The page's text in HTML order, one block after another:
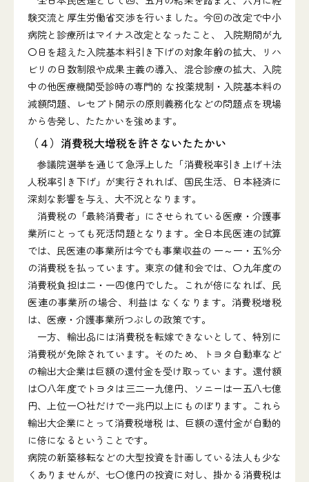
験交流と厚生労働省交渉を行いました。今回の改定で中小
病院と診療所はマイナス改定となったこと、 入院期間が九
〇日を超えた入院基本料引き下げの対象年齢の拡大、リハ
ビリの日数制限や成果主義の導入、混合診療の拡大、入院
中の他医療機関受診時の専門的 な投薬規制・入院基本料の
減額問題、レセプト開示の原則義務化などの問題点を現場
から告発し、たたかいを強めます。
（４）消費税大増税を許さないたたかい
参議院選挙を通じて急浮上した「消費税率引き上げ＋法
人税率引き下げ」が実行されれば、国民生活、日本経済に
深刻な影響を与え、大不況となります。
消費税の「最終消費者」にさせられている医療・介護事
業所にとっても死活問題となります。全日本民医連の試算
では、民医連の事業所は今でも事業収益の 一～一・五％分
の消費税を払っています。東京の健和会では、〇九年度の
消費税負担は二・一四億円でした。これが倍になれば、民
医連の事業所の場合、利益は なくなります。消費税増税
は、医療・介護事業所つぶしの政策です。
一方、輸出品には消費税を転嫁できないとして、特別に
消費税が免除されています。そのため、トヨタ自動車など
の輸出大企業は巨額の還付金を受け取ってい ます。還付額
は〇八年度でトヨタは三二一九億円、ソニーは一五八七億
円、上位一〇社だけで一兆円以上にものぼります。これら
輸出大企業にとって消費税増税 は、巨額の還付金が自動的
に倍になるということです。
病院の新築移転などの大型投資を計画している法人も少な
くありませんが、七〇億円の投資に対し、掛かる消費税は